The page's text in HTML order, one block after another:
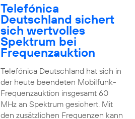
Telefónica
Deutschland sichert
sich wertvolles
Spektrum bei
Frequenzauktion
Telefónica Deutschland hat sich in
der heute beendeten Mobilfunk-
Frequenzauktion insgesamt 60
MHz an Spektrum gesichert. Mit
den zusätzlichen Frequenzen kann